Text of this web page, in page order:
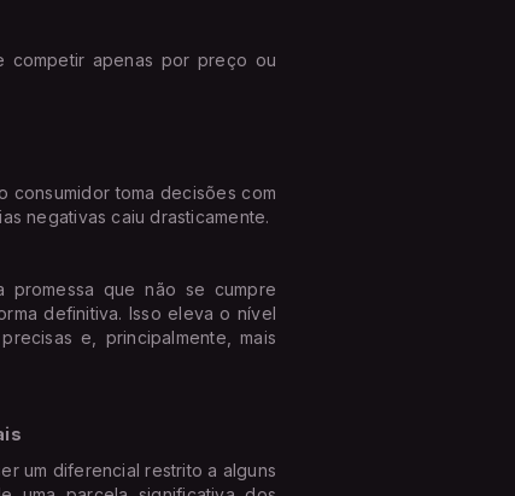
competir apenas por preço ou
consumidor toma decisões com
negativas caiu drasticamente.
promessa que não se cumpre
definitiva. Isso eleva o nível
e, principalmente, mais
um diferencial restrito a alguns